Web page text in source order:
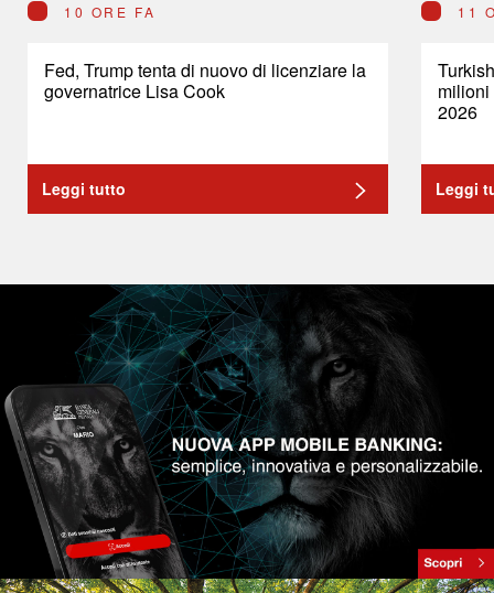
10 ORE FA
Fed, Trump tenta di nuovo di licenziare la
governatrice Lisa Cook
Leggi tutto
11
2026
Leggi